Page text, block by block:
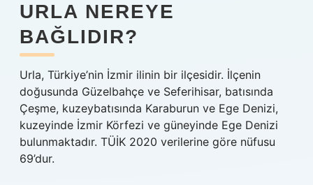
URLA NEREYE
BAĞLIDIR?
Urla, Türkiye’nin İzmir ilinin bir ilçesidir. İlçenin
doğusunda Güzelbahçe ve Seferihisar, batısında
Çeşme, kuzeybatısında Karaburun ve Ege Denizi,
kuzeyinde İzmir Körfezi ve güneyinde Ege Denizi
bulunmaktadır. TÜİK 2020 verilerine göre nüfusu
69’dur.